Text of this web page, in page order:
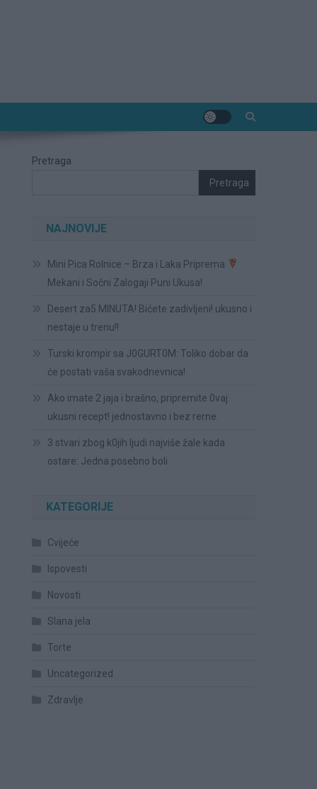
Pretraga
Pretraga
NAJNOVIJE
Mini Pica Rolnice – Brza i Laka Priprema
Mekani i Sočni Zalogaji Puni Ukusa!
Desert za5 MINUTA! Bićete zadivljeni! ukusno i
nestaje u trenu!!
Turski krompir sa J0GURT0M: Toliko dobar da
će postati vaša svakodnevnica!
Ako imate 2 jaja i brašno, pripremite 0vaj
ukusni recept! jednostavno i bez rerne.
3 stvari zbog k0jih ljudi najviše žale kada
ostare: Jedna posebno boli
KATEGORIJE
Cvijeće
Ispovesti
Novosti
Slana jela
Torte
Uncategorized
Zdravlje